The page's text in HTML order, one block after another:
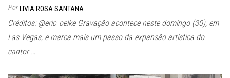
Por LIVIA ROSA SANTANA
Créditos: @eric_oelke Gravação acontece neste domingo (30), em
Las Vegas, e marca mais um passo da expansão artística do
cantor …